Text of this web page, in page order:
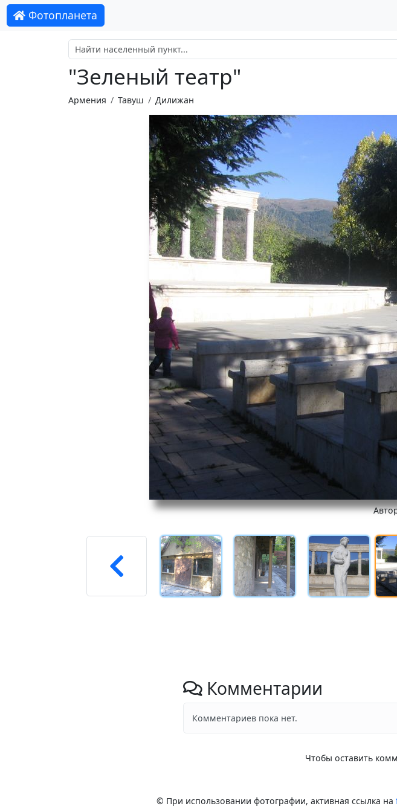
Фотопланета
"Зеленый театр"
Армения Тавуш Дилижан
Комментарии
Комментариев пока нет.
Чтобы оставить
© При использовании фотографии, активная ссылка на